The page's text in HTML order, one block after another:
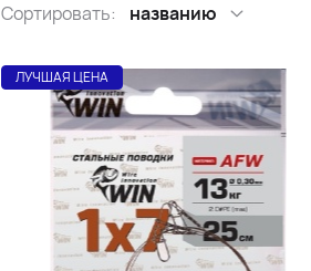
Сортировать: названию
ЛУЧШАЯ ЦЕНА